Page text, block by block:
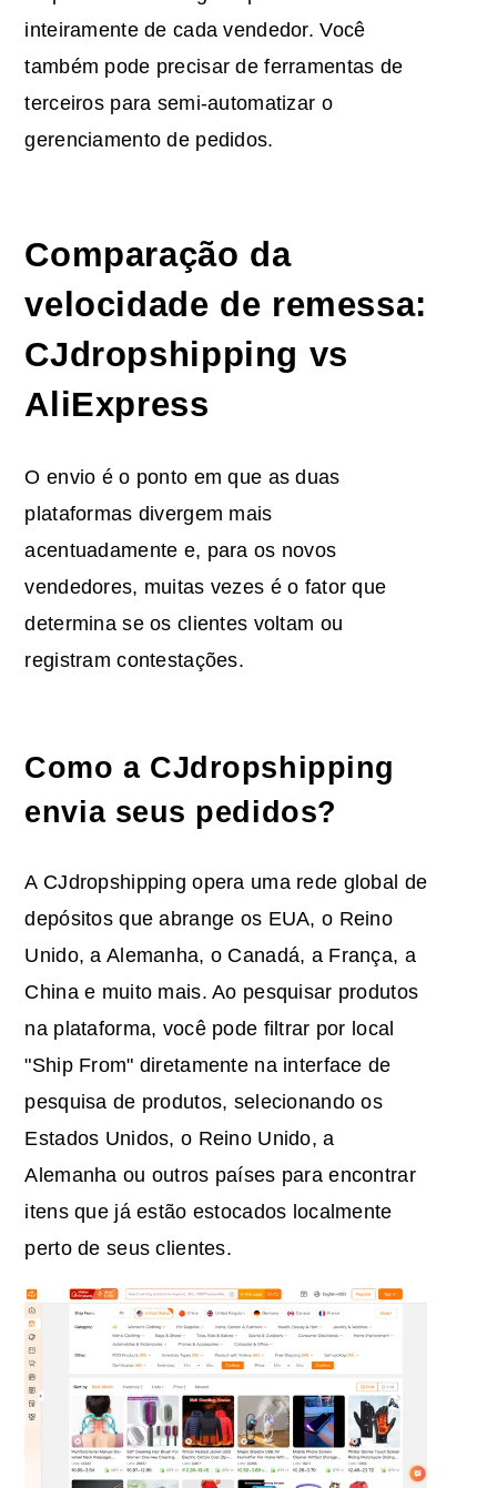
inteiramente de cada vendedor. Você
também pode precisar de ferramentas de
terceiros para semi-automatizar o
gerenciamento de pedidos.
Comparação da
velocidade de remessa:
CJdropshipping vs
AliExpress
O envio é o ponto em que as duas
plataformas divergem mais
acentuadamente e, para os novos
vendedores, muitas vezes é o fator que
determina se os clientes voltam ou
registram contestações.
Como a CJdropshipping
envia seus pedidos?
A CJdropshipping opera uma rede global de
depósitos que abrange os EUA, o Reino
Unido, a Alemanha, o Canadá, a França, a
China e muito mais. Ao pesquisar produtos
na plataforma, você pode filtrar por local
"Ship From" diretamente na interface de
pesquisa de produtos, selecionando os
Estados Unidos, o Reino Unido, a
Alemanha ou outros países para encontrar
itens que já estão estocados localmente
perto de seus clientes.